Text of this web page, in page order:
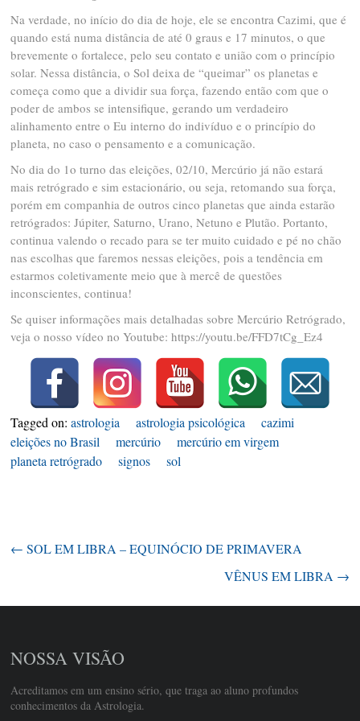
Na verdade, no início do dia de hoje, ele se encontra Cazimi, que é
quando está numa distância de até 0 graus e 17 minutos, o que
brevemente o fortalece, pelo seu contato e união com o princípio
solar. Nessa distância, o Sol deixa de “queimar” os planetas e
começa como que a dividir sua força, fazendo então com que o
poder de ambos se intensifique, gerando um verdadeiro
alinhamento entre o Eu interno do indivíduo e o princípio do
planeta, no caso o pensamento e a comunicação.
No dia do 1o turno das eleições, 02/10, Mercúrio já não estará
mais retrógrado e sim estacionário, ou seja, retomando sua força,
porém em companhia de outros cinco planetas que ainda estarão
retrógrados: Júpiter, Saturno, Urano, Netuno e Plutão. Portanto,
continua valendo o recado para se ter muito cuidado e pé no chão
nas escolhas que faremos nessas eleições, pois a tendência em
estarmos coletivamente meio que à mercê de questões
inconscientes, continua!
Se quiser informações mais detalhadas sobre Mercúrio Retrógrado,
veja o nosso vídeo no Youtube: https://youtu.be/FFD7tCg_Ez4
Tagged on:astrologia astrologia psicológica
cazimi
eleições no Brasil
mercúrio
mercúrio em virgem
planeta retrógrado
signos sol
← SOL EM LIBRA – EQUINÓCIO DE PRIMAVERA
VÊNUS EM LIBRA →
NOSSA VISÃO
Acreditamos em um ensino sério, que traga ao aluno profundos
conhecimentos da Astrologia.